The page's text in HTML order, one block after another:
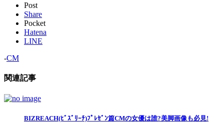
Post
Share
Pocket
Hatena
LINE
-CM
関連記事
BIZREACH(ﾋﾞｽﾞﾘｰﾁ)ﾌﾟﾚｾﾞﾝ篇CMの女優は誰?美脚画像も必見!